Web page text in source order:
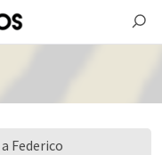
Federico